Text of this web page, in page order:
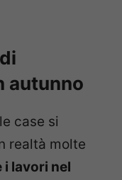
autunno
case si
realtà molte
i lavori nel